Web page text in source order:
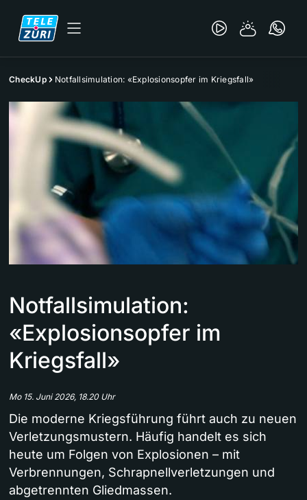
CheckUp Notfallsimulation: «Explosionsopfer im Kriegsfall»
Notfallsimulation:
«Explosionsopfer im
Kriegsfall»
Mo 15. Juni 2026, 18.20 Uhr
Die moderne Kriegsführung führt auch zu neuen
Verletzungsmustern. Häufig handelt es sich
heute um Folgen von Explosionen – mit
Verbrennungen, Schrapnellverletzungen und
abgetrennten Gliedmassen.